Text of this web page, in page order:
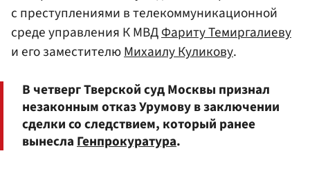
с преступлениями в телекоммуникационной
среде управления К МВДФариту Темиргалиеву
и его заместителюМихаилу Куликову.
В четверг Тверской суд Москвы признал
незаконным отказ Урумову в заключении
сделки со следствием, который ранее
вынеслаГенпрокуратура.